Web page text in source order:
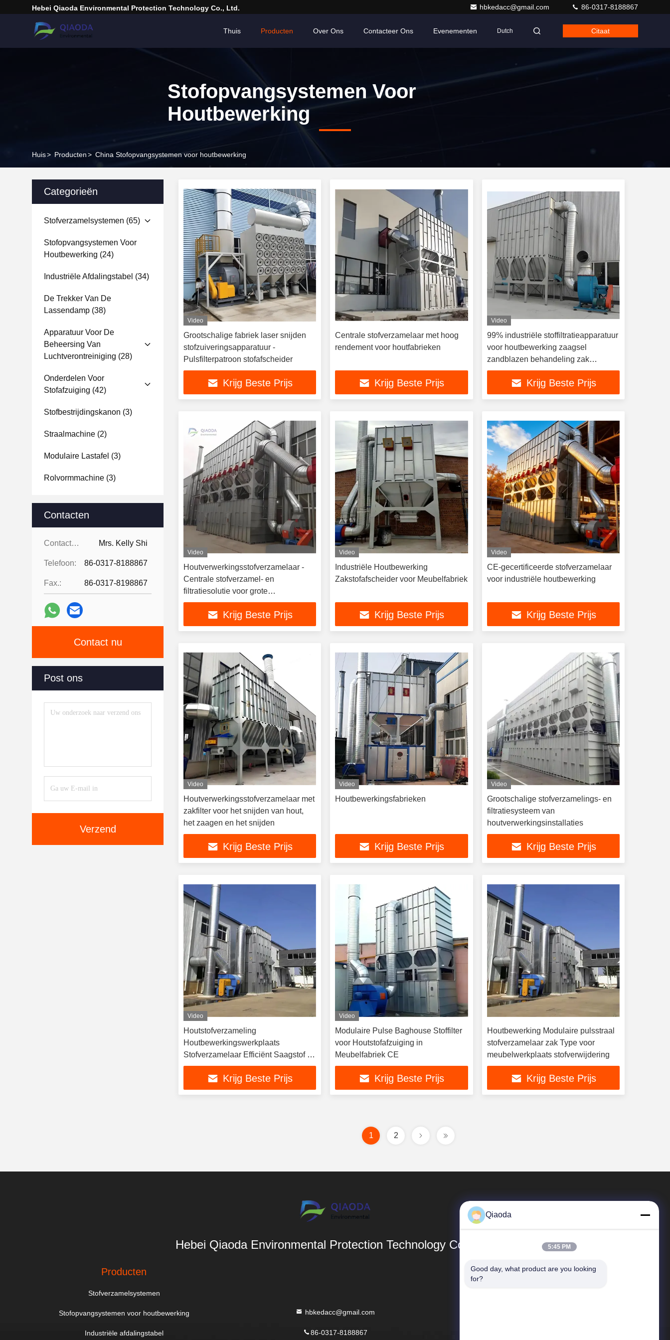
Hebei Qiaoda Environmental Protection Technology Co., Ltd. hbkedacc@gmail.com 86-0317-8188867
Thuis Producten Over Ons Contacteer Ons Evenementen Dutch Citaat
Stofopvangsystemen Voor
Houtbewerking
Huis> Producten> China Stofopvangsystemen voor houtbewerking
Categorieën
Stofverzamelsystemen (65)
Stofopvangsystemen Voor
Houtbewerking (24)
Industriële Afdalingstabel (34)
De Trekker Van De
Lassendamp (38)
Apparatuur Voor De
Beheersing Van
Luchtverontreiniging (28)
Onderdelen Voor
Stofafzuiging (42)
Stofbestrijdingskanon (3)
Straalmachine (2)
Modulaire Lastafel (3)
Rolvormmachine (3)
Contacten
Contacten: Mrs. Kelly Shi
Telefoon: 86-0317-8188867
Fax.: 86-0317-8198867
Contact nu
Post ons
Verzend
Video
Grootschalige fabriek laser snijden
stofzuiveringsapparatuur -
Pulsfilterpatroon stofafscheider
Krijg Beste Prijs
Centrale stofverzamelaar met hoog
rendement voor houtfabrieken
Krijg Beste Prijs
Video
99% industriële stoffiltratieapparatuur
voor houtbewerking zaagsel
zandblazen behandeling zak
stofverzamelaar
Krijg Beste Prijs
Video
Houtverwerkingsstofverzamelaar -
Centrale stofverzamel- en
filtratiesolutie voor grote
meubelfabrieken
Krijg Beste Prijs
Video
Industriële Houtbewerking
Zakstofafscheider voor Meubelfabriek
Krijg Beste Prijs
Video
CE-gecertificeerde stofverzamelaar
voor industriële houtbewerking
Krijg Beste Prijs
Video
Houtverwerkingsstofverzamelaar met
zakfilter voor het snijden van hout,
het zaagen en het snijden
Krijg Beste Prijs
Video
Houtbewerkingsfabrieken
Krijg Beste Prijs
Video
Grootschalige stofverzamelings- en
filtratiesysteem van
houtverwerkingsinstallaties
Krijg Beste Prijs
Video
Houtstofverzameling
Houtbewerkingswerkplaats
Stofverzamelaar Efficiënt Saagstof &
Houtsplinten verwijderen
Krijg Beste Prijs
Video
Modulaire Pulse Baghouse Stoffilter
voor Houtstofafzuiging in
Meubelfabriek CE
Krijg Beste Prijs
Houtbewerking Modulaire pulsstraal
stofverzamelaar zak Type voor
meubelwerkplaats stofverwijdering
Krijg Beste Prijs
1 2
Hebei Qiaoda Environmental Protection Technology Co., Ltd.
Producten
Stofverzamelsystemen
Stofopvangsystemen voor houtbewerking
Industriële afdalingstabel
hbkedacc@gmail.com
86-0317-8188867
Snelkoppelingen
Qiaoda
5:45 PM
Good day, what product are you looking
for?